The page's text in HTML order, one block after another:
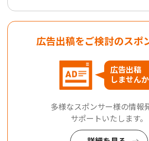
広告出稿をご検討のスポ
広告出稿
しません
多様なスポンサー様の情報
サポートいたします。